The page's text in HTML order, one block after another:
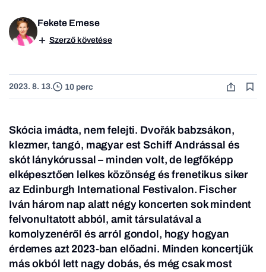
Fekete Emese
Szerző követése
2023. 8. 13. 10 perc
Skócia imádta, nem felejti. Dvořák babzsákon,
klezmer, tangó, magyar est Schiff Andrással és
skót lánykórussal – minden volt, de legfőképp
elképesztően lelkes közönség és frenetikus siker
az Edinburgh International Festivalon. Fischer
Iván három nap alatt négy koncerten sok mindent
felvonultatott abból, amit társulatával a
komolyzenéről és arról gondol, hogy hogyan
érdemes azt 2023-ban előadni. Minden koncertjük
más okból lett nagy dobás, és még csak most